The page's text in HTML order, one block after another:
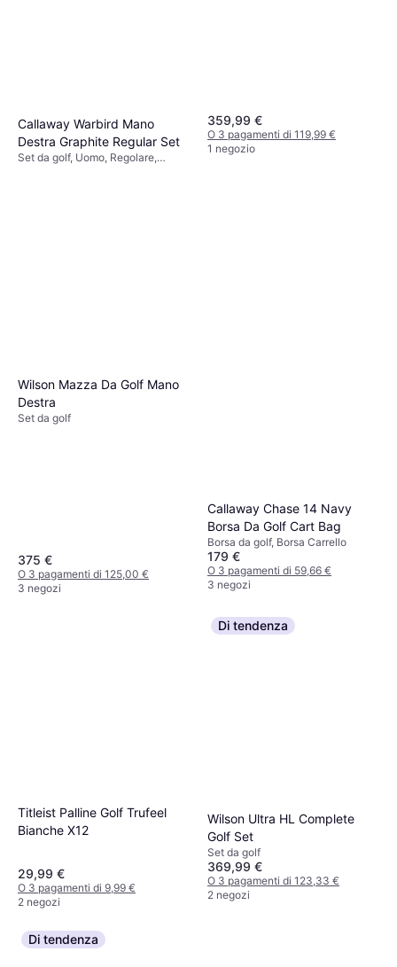
Callaway Warbird Mano
Destra Graphite Regular Set
Set da golf, Uomo, Regolare,
359,99 €
O 3 pagamenti di 119,99 €
1 negozio
Wilson Mazza Da Golf Mano
Destra
Set da golf
375 €
O 3 pagamenti di 125,00 €
3 negozi
Callaway Chase 14 Navy
Borsa Da Golf Cart Bag
Borsa da golf, Borsa Carrello
179 €
O 3 pagamenti di 59,66 €
3 negozi
Titleist Palline Golf Trufeel
Bianche X12
29,99 €
O 3 pagamenti di 9,99 €
2 negozi
Di tendenza
Wilson Ultra HL Complete
Golf Set
Set da golf
369,99 €
O 3 pagamenti di 123,33 €
2 negozi
Di tendenza